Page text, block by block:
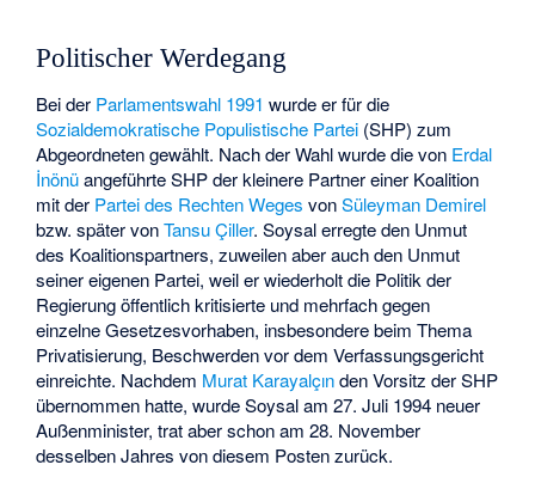
Politischer Werdegang
Bei der Parlamentswahl 1991 wurde er für die
Sozialdemokratische Populistische Partei (SHP) zum
Abgeordneten gewählt. Nach der Wahl wurde die von Erdal
İnönüangeführte SHP der kleinere Partner einer Koalition
mit der Partei des Rechten Weges vonSüleyman Demirel
bzw. später vonTansu Çiller. Soysal erregte den Unmut
des Koalitionspartners, zuweilen aber auch den Unmut
seiner eigenen Partei, weil er wiederholt die Politik der
Regierung öffentlich kritisierte und mehrfach gegen
einzelne Gesetzesvorhaben, insbesondere beim Thema
Privatisierung, Beschwerden vor dem Verfassungsgericht
einreichte. Nachdem Murat Karayalçınden Vorsitz der SHP
übernommen hatte, wurde Soysal am 27. Juli 1994 neuer
Außenminister, trat aber schon am 28. November
desselben Jahres von diesem Posten zurück.